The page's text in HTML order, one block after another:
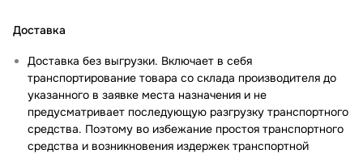
Доставка
Доставка без выгрузки. Включает в себя
транспортирование товара со склада производителя до
указанного в заявке места назначения и не
предусматривает последующую разгрузку транспортного
средства. Поэтому во избежание простоя транспортного
средства и возникновения издержек транспортной